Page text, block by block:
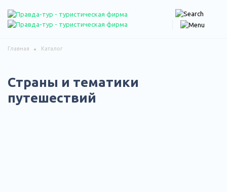
Главная Каталог
Страны и тематики
путешествий